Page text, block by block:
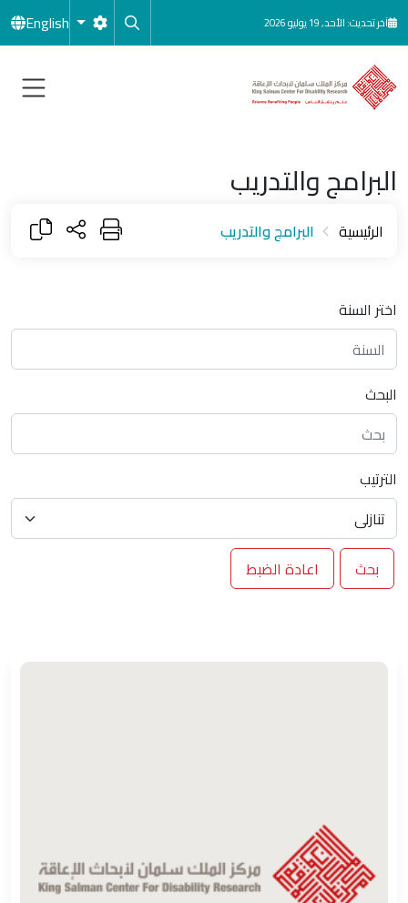
تجاوز إلى المحتوى الرئيسي
آخر تحديث: الأحد, 19 يوليو 2026 English
البرامج والتدريب
الرئيسية البرامج والتدريب
اختر السنة
البحث
الترتيب
بحث اعادة الضبط